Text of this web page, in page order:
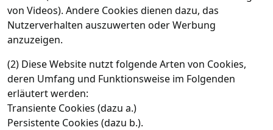
von Videos). Andere Cookies dienen dazu, das
Nutzerverhalten auszuwerten oder Werbung
anzuzeigen.
(2) Diese Website nutzt folgende Arten von Cookies,
deren Umfang und Funktionsweise im Folgenden
erläutert werden:
Transiente Cookies (dazu a.)
Persistente Cookies (dazu b.).